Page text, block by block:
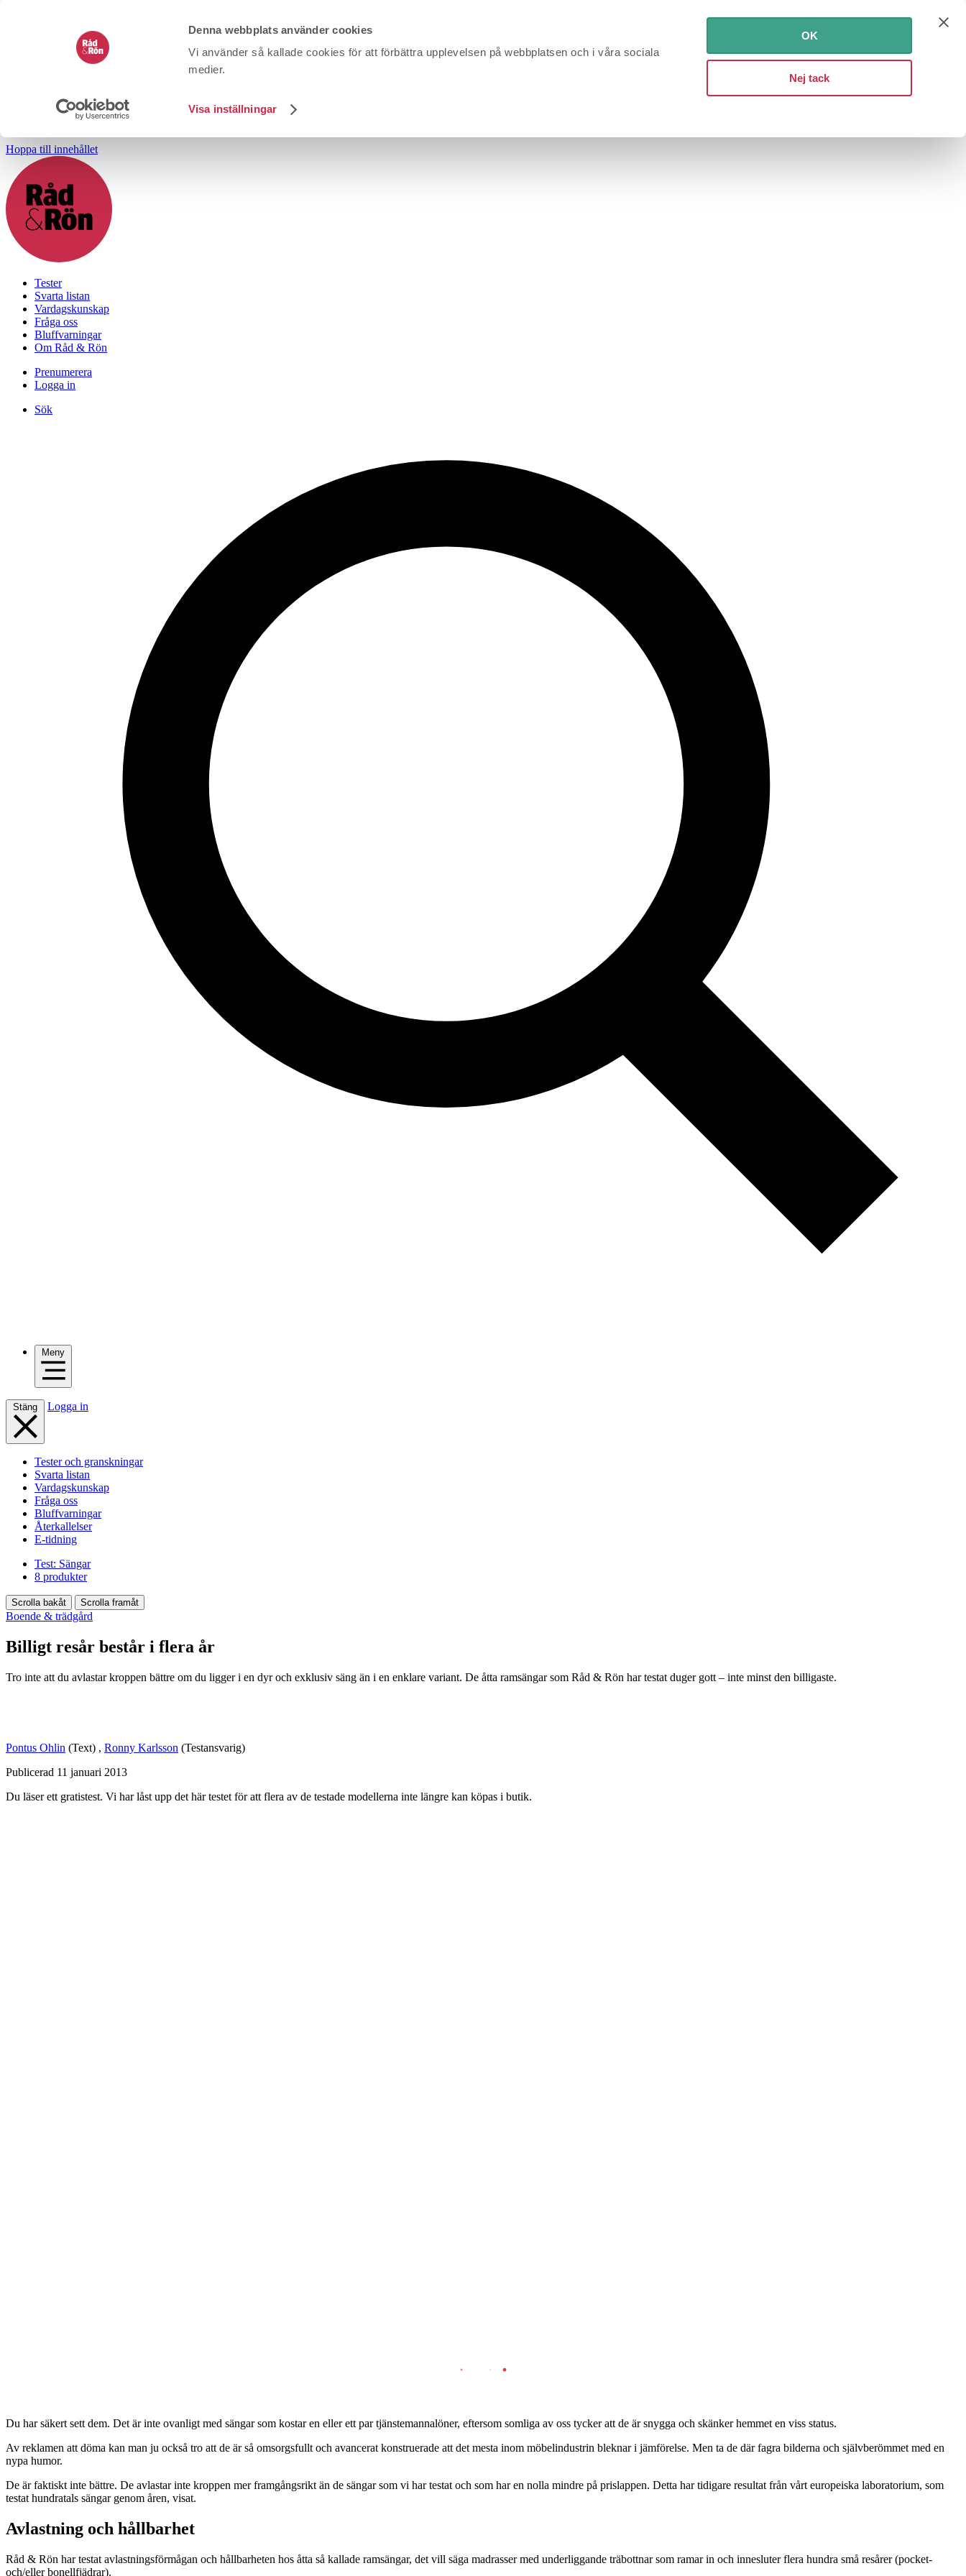
Denna webbplats använder cookies
Vi använder så kallade cookies för att förbättra upplevelsen på webbplatsen och i våra sociala
medier.
Visa inställningar
OK
Nej tack
Hoppa till innehållet
Tester
Svarta listan
Vardagskunskap
Fråga oss
Bluffvarningar
Om Råd & Rön
Prenumerera
Logga in
Sök
Meny
Stäng Logga in
Tester och granskningar
Svarta listan
Vardagskunskap
Fråga oss
Bluffvarningar
Återkallelser
E-tidning
Test: Sängar
8 produkter
Scrolla bakåt Scrolla framåt
Boende & trädgård
Billigt resår består i flera år
Tro inte att du avlastar kroppen bättre om du ligger i en dyr och exklusiv säng än i en enklare variant. De åtta ramsängar som Råd & Rön har testat duger gott – inte minst den billigaste.
Pontus Ohlin (Text) , Ronny Karlsson (Testansvarig)
Publicerad 11 januari 2013
Du läser ett gratistest. Vi har låst upp det här testet för att flera av de testade modellerna inte längre kan köpas i butik.
Du har säkert sett dem. Det är inte ovanligt med sängar som kostar en eller ett par tjänstemannalöner, eftersom somliga av oss tycker att de är snygga och skänker hemmet en viss status.
Av reklamen att döma kan man ju också tro att de är så omsorgsfullt och avancerat konstruerade att det mesta inom möbelindustrin bleknar i jämförelse. Men ta de där fagra bilderna och självberömmet med en
nypa humor.
De är faktiskt inte bättre. De avlastar inte kroppen mer framgångsrikt än de sängar som vi har testat och som har en nolla mindre på prislappen. Detta har tidigare resultat från vårt europeiska laboratorium, som
testat hundratals sängar genom åren, visat.
Avlastning och hållbarhet
Råd & Rön har testat avlastningsförmågan och hållbarheten hos åtta så kallade ramsängar, det vill säga madrasser med underliggande träbottnar som ramar in och innesluter flera hundra små resårer (pocket-
och/eller bonellfjädrar).